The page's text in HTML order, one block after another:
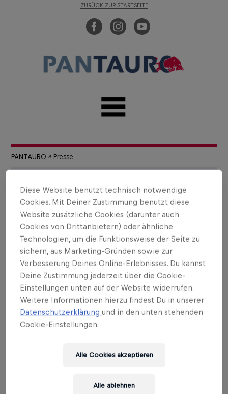
ZURÜCK ZUR STARTSEITE
PANTAURO » Presse
Presse- und Öffentlichkeitsarbeit
Benevento Publishing
Diese Website benutzt technisch notwendige
Cookies. Mit Deiner Zustimmung benutzt diese
Website zusätzliche Cookies (darunter auch
Cookies von Drittanbietern) oder ähnliche
Technologien, um die Funktionsweise der Seite zu
sichern, aus Marketing-Gründen sowie zur
Verbesserung Deines Online-Erlebnisses. Du kannst
Deine Zustimmung jederzeit über die Cookie-
Einstellungen unten auf der Website widerrufen.
Weitere Informationen hierzu findest Du in unserer
Datenschutzerklärungund in den unten stehenden
Cookie-Einstellungen.
Alle ablehnen
Alle Cookies akzeptieren